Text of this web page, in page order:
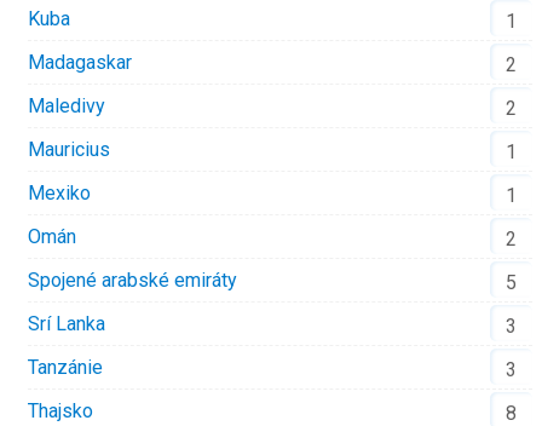
Kuba
1
Madagaskar
2
Maledivy
2
Mauricius
1
Mexiko
1
Omán
2
Spojené arabské emiráty
5
Srí Lanka
3
Tanzánie
3
Thajsko
8